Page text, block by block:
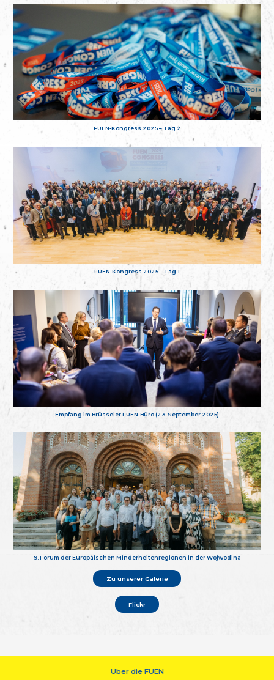
FUEN-Kongress 2025 – Tag 2
FUEN-Kongress 2025 – Tag 1
Empfang im Brüsseler FUEN-Büro (23. September 2025)
9. Forum der Europäischen Minderheitenregionen in der Wojwodina
Zu unserer Galerie
Flickr
Über die FUEN